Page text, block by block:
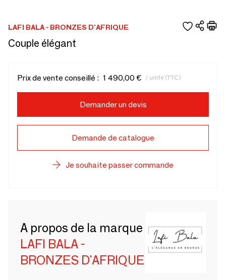
LAFI BALA - BRONZES D'AFRIQUE
Couple élégant
Prix de vente conseillé : 1 490,00 € / unité (TTC)
Demander un devis
Demande de catalogue
Je souhaite passer commande
A propos de la marque
LAFI BALA -
BRONZES D'AFRIQUE